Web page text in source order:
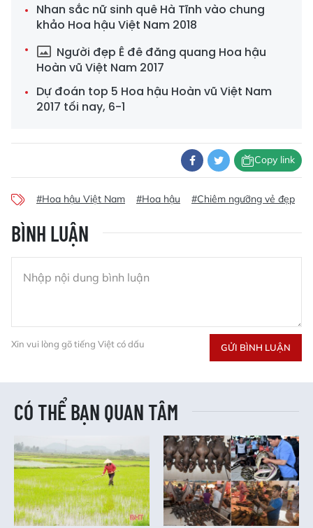
Nhan sắc nữ sinh quê Hà Tĩnh vào chung
khảo Hoa hậu Việt Nam 2018
Người đẹp Ê đê đăng quang Hoa hậu
Hoàn vũ Việt Nam 2017
Dự đoán top 5 Hoa hậu Hoàn vũ Việt Nam
2017 tối nay, 6-1
Copy link
#Hoa hậu Việt Nam #Hoa hậu #Chiêm ngưỡng vẻ đẹp
BÌNH LUẬN
Xin vui lòng gõ tiếng Việt có dấu GỬI BÌNH LUẬN
CÓ THỂ BẠN QUAN TÂM